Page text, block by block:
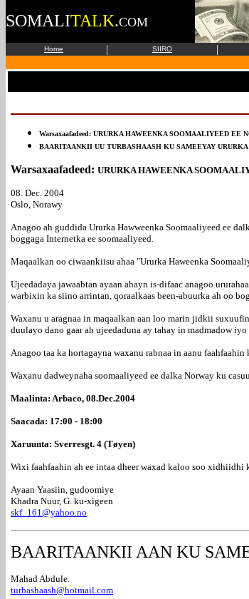
SOMALITALK.COM
Home | SIIRO |
Warsaxaafadeed: URURKA HAWEENKA SOOMAALIYEED EE
BAARITAANKII UU TURBASHAASH KU SAMEEYAY
Warsaxaafadeed: URURKA HAWEENKA
08. Dec. 2004
Oslo, Norawy
Anagoo ah guddida Ururka Hawweenka Soomaaliyeed ee
boggaga Internetka ee soomaaliyeed.
Maqaalkan oo ciwaankiisu ahaa "Ururka Haweenka
Ujeedadaya jawaabtan ayaan ahayn is-difaac anagoo
warbixin ka siino arrintan, qoraalkaas been-abuurka ah oo
Waxanu u aragnaa in maqaalkan aan loo marin jidkii
duulayo dano gaar ah ujeedaduna ay tahay in madmadow
Anagoo taa ka hortagayna waxanu rabnaa in aanu
Waxanu dadweynaha soomaaliyeed ee dalka Norway ku
Maalinta: Arbaco, 08.Dec.2004
Saacada: 17:00 - 18:00
Xaruunta: Sverresgt. 4 (Tøyen)
Wixi faahfaahin ah ee intaa dheer waxad kaloo soo xidhiidhi
Ayaan Yaasiin, gudoomiye
Khadra Nuur, G. ku-xigeen
skf_161@yahoo.no
BAARITAANKII AAN KU
Mahad Abdule.
turbashaash@hotmail.com